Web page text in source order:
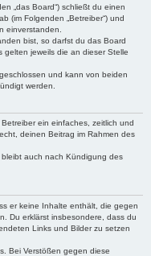
„das Board“) schließt du einen
(im Folgenden „Betreiber“) und
einverstanden.
bist, so darfst du das Board
gelten jeweils die an dieser Stelle
und kann von beiden
werden.
ein einfaches, zeitlich und
deinen Beitrag im Rahmen des
auch nach Kündigung des
er keine Inhalte enthält, die gegen
Du erklärst insbesondere, dass du
Links und Bilder zu setzen
Bei Verstößen gegen diese